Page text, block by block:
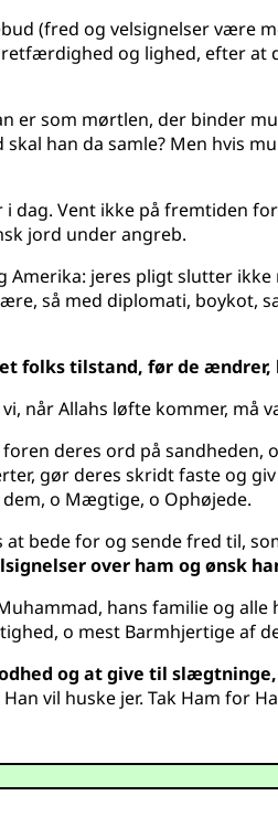
(fred og velsignelser være
og lighed, efter
er som mørtlen, der binder
han da samle? Men hvis
dag. Vent ikke på fremtiden
jord under angreb.
Amerika: jeres pligt slutter
så med diplomati, boykot,
folks tilstand, før de ændrer,
når Allahs løfte kommer,
deres ord på sandheden,
gør deres skridt faste og
o Mægtige, o Ophøjede.
bede for og sende fred til,
over ham og ønsk
hans familie og
o mest Barmhjertige af
og at give til
vil huske jer. Tak Ham for